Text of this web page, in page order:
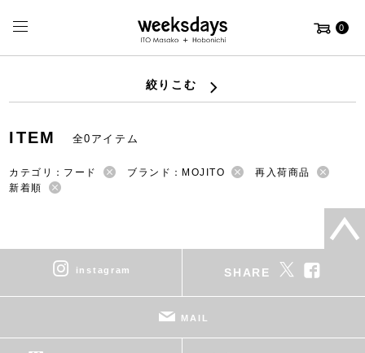
0
絞りこむ
ITEM 全0アイテム
カテゴリ：フード ブランド：MOJITO
再入荷商品
新着順
instagram SHARE
MAIL